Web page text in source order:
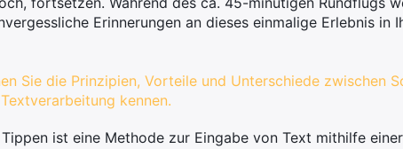
Erinnerungen an dieses einmalige Erlebnis in
Sie die Prinzipien, Vorteile und Unterschiede zwischen
kennen.
Tippen ist eine Methode zur Eingabe von Text mithilfe